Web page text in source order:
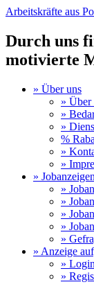
Arbeitskräfte aus
Durch uns
motivierte
» Über uns
» Über
»
»
%
»
»
» Jobanzeigen
»
»
»
»
»
» Anzeige
» Login
»